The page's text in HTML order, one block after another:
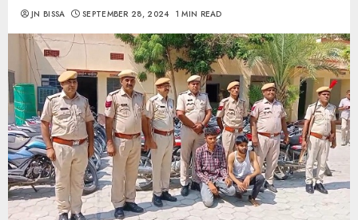
JN BISSA SEPTEMBER 28, 2024 1 MIN READ